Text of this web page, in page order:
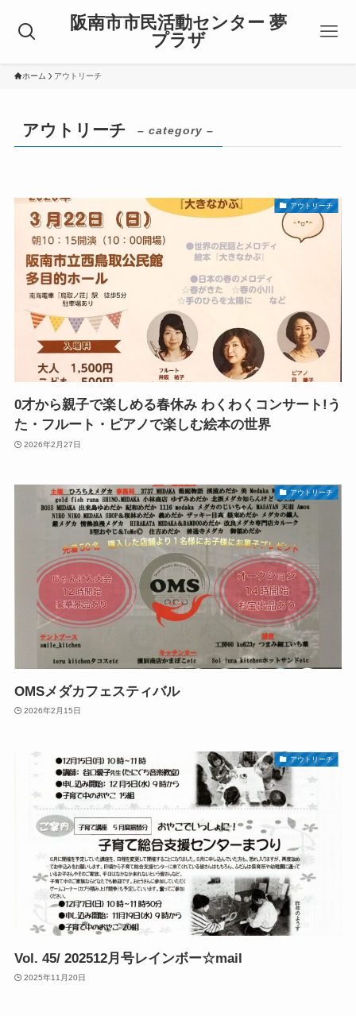
阪南市市民活動センター 夢
プラザ
ホーム アウトリーチ
アウトリーチ – category –
アウトリーチ
0才から親子で楽しめる春休み わくわくコンサート!う
た・フルート・ピアノで楽しむ絵本の世界
2026年2月27日
アウトリーチ
OMSメダカフェスティバル
2026年2月15日
アウトリーチ
Vol. 45/ 202512月号レインボー☆mail
2025年11月20日